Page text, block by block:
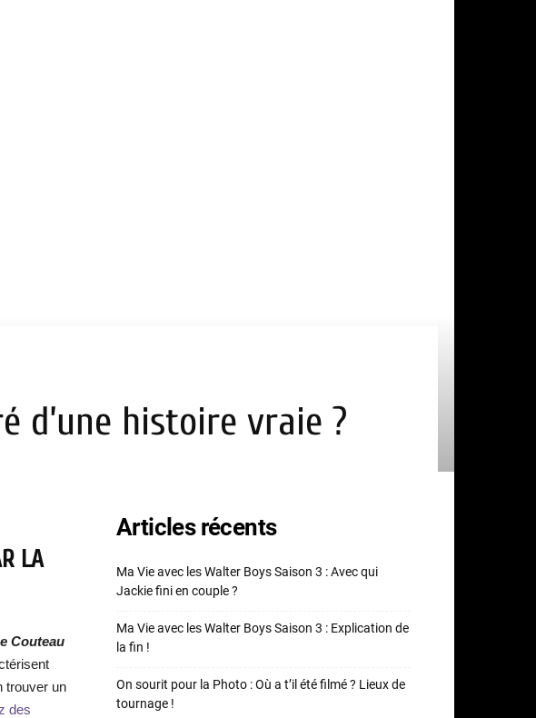
d’une histoire vraie ?
LA
Couteau
trouver un
des
Articles récents
Ma Vie avec les Walter Boys Saison 3 : Avec qui
Jackie fini en couple ?
Ma Vie avec les Walter Boys Saison 3 : Explication de
la fin !
On sourit pour la Photo : Où a t’il été filmé ? Lieux de
tournage !